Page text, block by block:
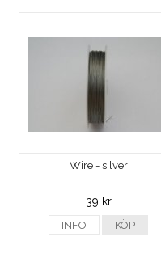
Wire - silver
39 kr
INFO KÖP